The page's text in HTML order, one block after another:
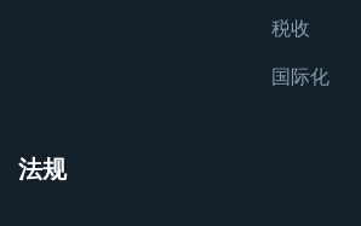
税收
国际化
法规